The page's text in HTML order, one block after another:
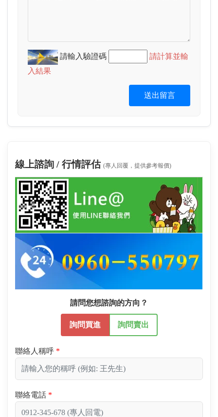
請輸入驗證碼
請計算並輸
入結果
送出留言
線上諮詢 / 行情評估 (專人回覆，提供參考報價)
請問您想諮詢的方向？
詢問買進 詢問賣出
聯絡人稱呼
聯絡電話